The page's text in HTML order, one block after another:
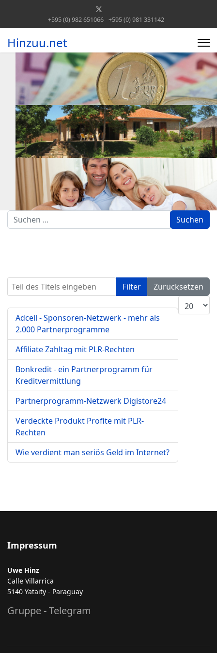
+595 (0) 982 651066 +595 (0) 981 331142
Hinzuu.net
Suchen
...
Suchen
Teil des Titels eingeben Filter
Zurücksetzen
Anzeige #
Adcell - Sponsoren-Netzwerk - mehr als
2.000 Partnerprogramme
Affiliate Zahltag mit PLR-Rechten
Bonkredit - ein Partnerprogramm für
Kreditvermittlung
Partnerprogramm-Netzwerk Digistore24
Verdeckte Produkt Profite mit PLR-
Rechten
Wie verdient man seriös Geld im Internet?
Impressum
Uwe Hinz
Calle Villarrica
5140 Yataity - Paraguay
Gruppe - Telegram